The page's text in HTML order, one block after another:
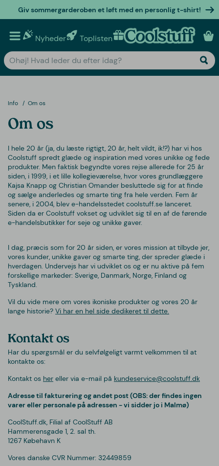
Giv sommergarderoben et løft med en personlig t-shirt!
Nyheder Toplisten Personlige gaver
Info Om os
Om os
I hele 20 år (ja, du læste rigtigt, 20 år, helt vildt, ik!?) har vi hos
Coolstuff spredt glæde og inspiration med vores unikke og fede
produkter. Men faktisk begyndte vores rejse allerede for 25 år
siden, i 1999, i et lille kollegieværelse, hvor vores grundlæggere
Kajsa Knapp og Christian Omander besluttede sig for at finde
og sælge anderledes og smarte ting fra hele verden. Fem år
senere, i 2004, blev e-handelsstedet coolstuff.se lanceret.
Siden da er Coolstuff vokset og udviklet sig til en af de førende
e-handelsbutikker for seje og unikke gaver.
I dag, præcis som for 20 år siden, er vores mission at tilbyde jer,
vores kunder, unikke gaver og smarte ting, der spreder glæde i
hverdagen. Undervejs har vi udviklet os og er nu aktive på fem
forskellige markeder: Sverige, Danmark, Norge, Finland og
Tyskland.
Vil du vide mere om vores ikoniske produkter og vores 20 år
lange historie? Vi har en hel side dedikeret til dette.
Kontakt os
Har du spørgsmål er du selvfølgeligt varmt velkommen til at
kontakte os:
Kontakt os her eller via e-mail på kundeservice@coolstuff.dk
Adresse til fakturering og andet post (OBS: der findes ingen
varer eller personale på adressen - vi sidder jo i Malmø)
CoolStuff.dk, Filial af CoolStuff AB
Hammerensgade 1, 2. sal th.
1267 Købehavn K
Vores danske CVR Nummer: 32449859